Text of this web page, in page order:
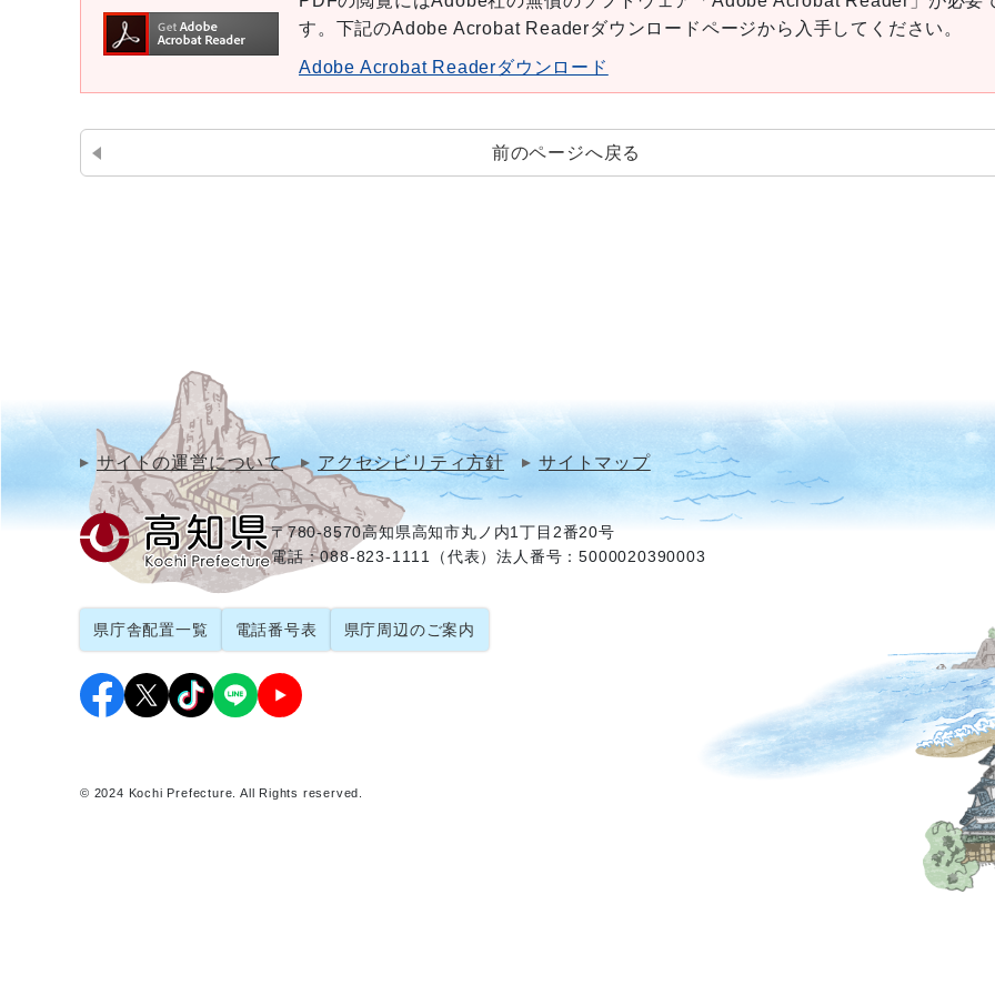
す。下記のAdobe Acrobat Readerダウンロードページから入手してください。
Adobe Acrobat Readerダウンロード
前のページへ戻る
サイトの運営について アクセシビリティ方針 サイトマップ
〒780-8570高知県高知市丸ノ内1丁目2番20号
電話：088-823-1111（代表）法人番号：5000020390003
県庁舎配置一覧 電話番号表 県庁周辺のご案内
© 2024 Kochi Prefecture. All Rights reserved.